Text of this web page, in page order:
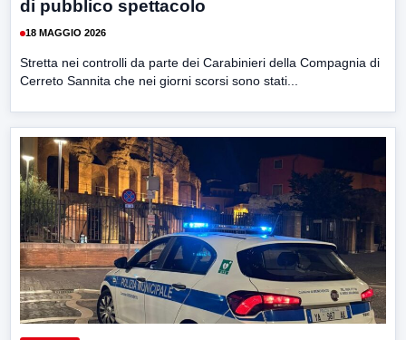
di pubblico spettacolo
18 MAGGIO 2026
Stretta nei controlli da parte dei Carabinieri della Compagnia di
Cerreto Sannita che nei giorni scorsi sono stati...